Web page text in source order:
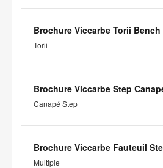
Torii
Canapé Step
Multiple